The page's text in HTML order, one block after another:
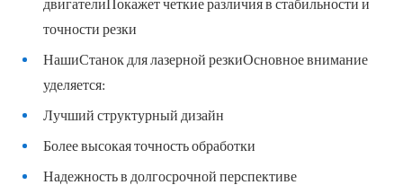
точности резки
НашиСтанок для лазерной резкиОсновное внимание
уделяется:
Лучший структурный дизайн
Более высокая точность обработки
Надежность в долгосрочной перспективе